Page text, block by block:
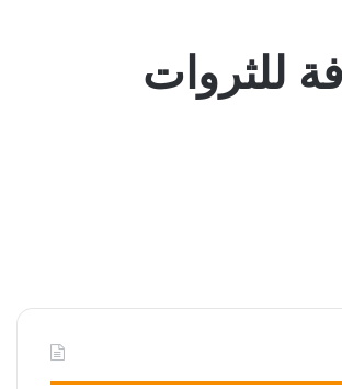
المضافة للثروات